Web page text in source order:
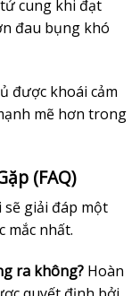
cung khi đạt
đau bụng khó
được khoái cảm
mẽ hơn trong
(FAQ)
giải đáp một
mắc nhất.
ra không? Hoàn